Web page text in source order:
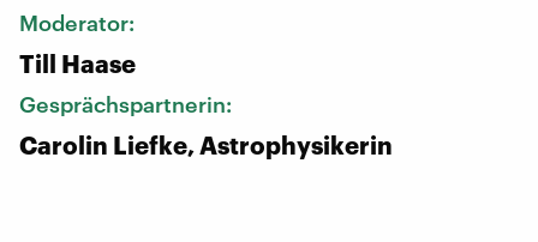
Moderator:
Till Haase
Gesprächspartnerin:
Carolin Liefke, Astrophysikerin